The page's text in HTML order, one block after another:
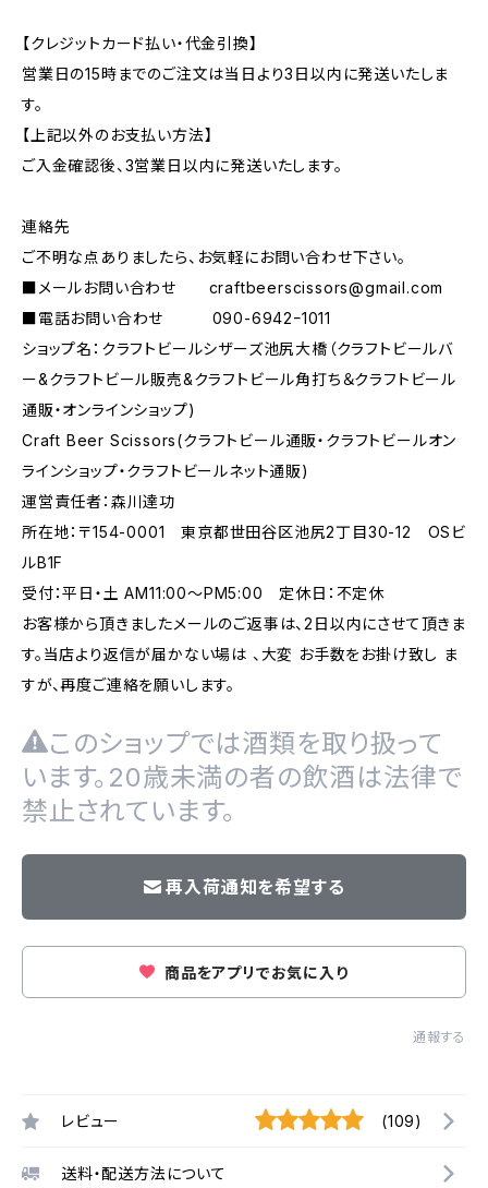
【クレジットカード払い・代金引換】
営業日の15時までのご注文は当日より3日以内に発送いたしま
す。
【上記以外のお支払い方法】
ご入金確認後、3営業日以内に発送いたします。
連絡先
ご不明な点ありましたら、お気軽にお問い合わせ下さい。
■メールお問い合わせ craftbeerscissors@gmail.com
■電話お問い合わせ 090-6942ｰ1011
ショップ名：クラフトビールシザーズ池尻大橋（クラフトビールバ
ー&クラフトビール販売&クラフトビール角打ち＆クラフトビール
通販・オンラインショップ)
Craft Beer Scissors(クラフトビール通販・クラフトビールオン
ラインショップ・クラフトビールネット通販)
運営責任者：森川達功
所在地：〒154-0001 東京都世田谷区池尻2丁目30-12 OSビ
ルB1F
受付：平日・土 AM11:00～PM5:00 定休日：不定休
お客様から頂きましたメールのご返事は、2日以内にさせて頂きま
す。当店より返信が届かない場は 、大変 お手数をお掛け致し ま
すが、再度ご連絡を願いします。
このショップでは酒類を取り扱って
います。20歳未満の者の飲酒は法律で
禁止されています。
再入荷通知を希望する
商品をアプリでお気に入り
通報する
レビュー (109)
送料・配送方法について